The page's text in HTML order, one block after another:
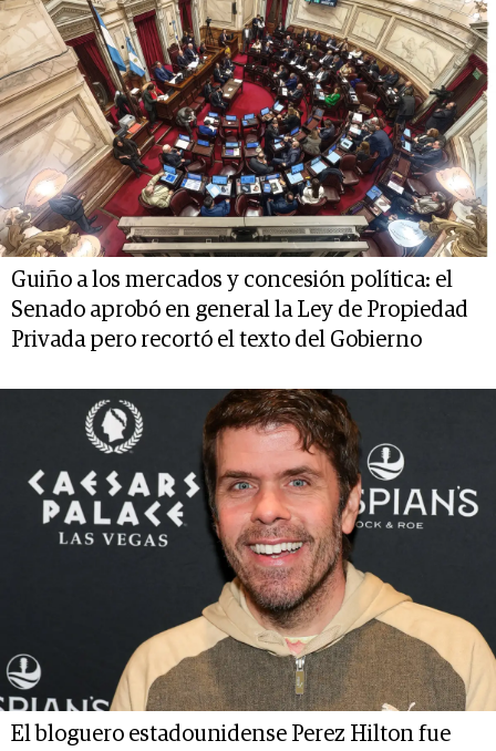
Guiño a los mercados y concesión política: el
Senado aprobó en general la Ley de Propiedad
Privada pero recortó el texto del Gobierno
El bloguero estadounidense Perez Hilton fue